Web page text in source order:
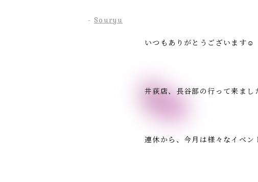
- Souryu
いつもありがとうございます☺️
井荻店、長谷部の行って来ました
連休から、今月は様々なイベン